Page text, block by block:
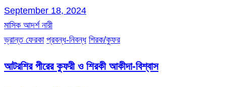
September 18, 2024
মাসিক আদর্শ নারী
ভ্রান্ত ফেরকা প্রবন্ধ-নিবন্ধ শিরক/কুফর
আটরশির পীরের কুফরী ও শিরকী আকীদা-বিশ্বাস